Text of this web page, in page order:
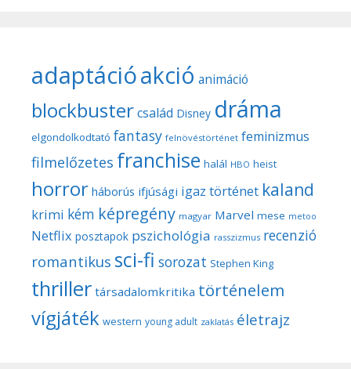
adaptációakció animáció
blockbustercsalád Disney dráma
elgondolkodtató fantasy felnövéstörténet feminizmus
filmelőzetes franchise halál HBO heist
horror háborús ifjúsági igaz történet kaland
krimi kém képregény magyar Marvel mese metoo
Netflix posztapok pszichológia rasszizmus recenzió
romantikus sci-fi sorozat Stephen King
thriller társadalomkritika történelem
vígjáték western young adult zaklatás életrajz